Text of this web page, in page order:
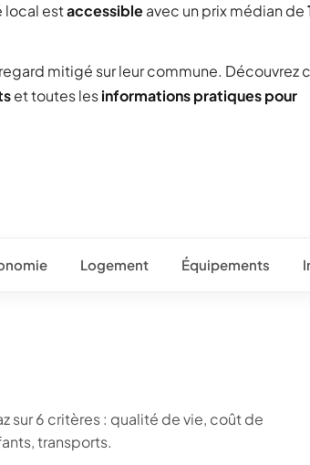
local estaccessibleavec un prix médian de
mitigé sur leur commune. Découvrez
et toutes lesinformations pratiques pour
Logement Équipements
sur 6 critères : qualité de vie, coût de
transports.